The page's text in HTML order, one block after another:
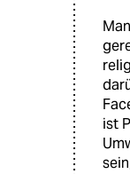
ist